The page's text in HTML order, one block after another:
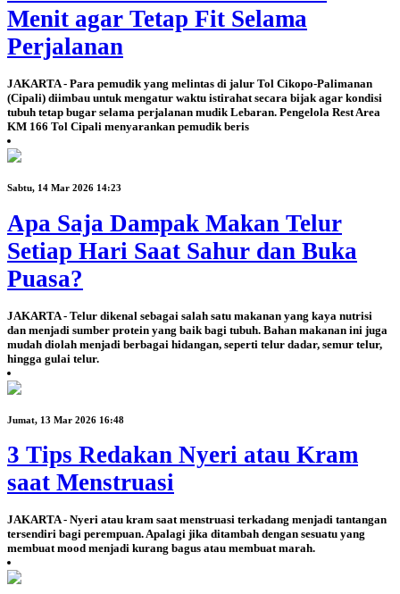
Menit agar Tetap Fit Selama
Perjalanan
JAKARTA - Para pemudik yang melintas di jalur Tol Cikopo-Palimanan
(Cipali) diimbau untuk mengatur waktu istirahat secara bijak agar kondisi
tubuh tetap bugar selama perjalanan mudik Lebaran. Pengelola Rest Area
KM 166 Tol Cipali menyarankan pemudik beris
Sabtu, 14 Mar 2026 14:23
Apa Saja Dampak Makan Telur
Setiap Hari Saat Sahur dan Buka
Puasa?
JAKARTA - Telur dikenal sebagai salah satu makanan yang kaya nutrisi
dan menjadi sumber protein yang baik bagi tubuh. Bahan makanan ini juga
mudah diolah menjadi berbagai hidangan, seperti telur dadar, semur telur,
hingga gulai telur.
Jumat, 13 Mar 2026 16:48
3 Tips Redakan Nyeri atau Kram
saat Menstruasi
JAKARTA - Nyeri atau kram saat menstruasi terkadang menjadi tantangan
tersendiri bagi perempuan. Apalagi jika ditambah dengan sesuatu yang
membuat mood menjadi kurang bagus atau membuat marah.